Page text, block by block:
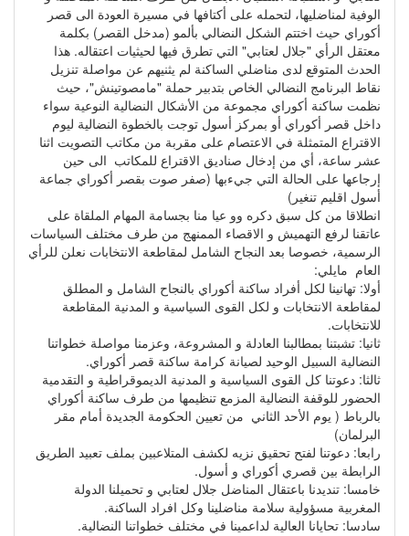
الوفية لمناضليها، لتحمله على أكتافها في مسيرة العودة الى قصر
أكوراي حيث اختتم الشكل النضالي بألمو (مدخل القصر) بكلمة
معتقل الرأي "جلال لعتابي" التي تطرق فيها لحيثيات اعتقاله. هذا
الحدث المتوقع لدى مناضلي الساكنة لم يثنيهم عن مواصلة تنزيل
نقاط البرنامج النضالي الخاص بتدبير حملة "مامصوتينش"، حيث
نظمت ساكنة أكوراي مجموعة من الأشكال النضالية النوعية سواء
داخل قصر أكوراي أو بمركز أسول توجت بالخطوة النضالية ليوم
الاقتراع المتمثلة في الاعتصام على مقربة من مكاتب التصويت اثنا
عشر ساعة، أي من إدخال صناديق الاقتراع للمكاتب الى حين
إرجاعها على الحالة التي جيءبها (صفر صوت بقصر أكوراي جماعة
أسول اقليم تنغير)
انطلاقا من كل سبق دكره وو عيا منا بجسامة المهام الملقاة على
عاتقنا لرفع التهميش و الاقصاء الممنهج من طرف مختلف السياسات
الرسمية، خصوصا بعد النجاح الشامل لمقاطعة الانتخابات نعلن للرأي
العام مايلي:
أولا: تهانينا لكل أفراد ساكنة أكوراي بالنجاح الشامل و المطلق
لمقاطعة الانتخابات و لكل القوى السياسية و المدنية المقاطعة
للانتخابات.
ثانيا: تشبتنا بمطالبنا العادلة و المشروعة، وعزمنا مواصلة خطواتنا
النضالية السبيل الوحيد لصيانة كرامة ساكنة قصر أكوراي.
ثالثا: دعوتنا كل القوى السياسية و المدنية الديموقراطية و التقدمية
الحضور للوقفة النضالية المزمع تنظيمها من طرف ساكنة أكوراي
بالرباط ( يوم الأحد الثاني من تعيين الحكومة الجديدة أمام مقر
البرلمان)
رابعا: دعوتنا لفتح تحقيق نزيه لكشف المتلاعبين بملف تعبيد الطريق
الرابطة بين قصري أكوراي و أسول.
خامسا: تنديدنا باعتقال المناضل جلال لعتابي و تحميلنا الدولة
المغربية مسؤولية سلامة مناضلينا وكل افراد الساكنة.
سادسا: تحايانا العالية لداعمينا في مختلف خطواتنا النضالية.